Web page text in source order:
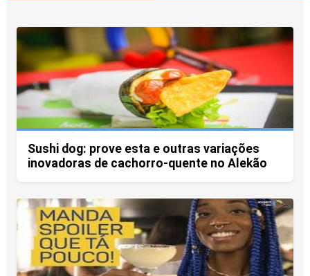
Sushi dog: prove esta e outras variações
inovadoras de cachorro-quente no Alekão